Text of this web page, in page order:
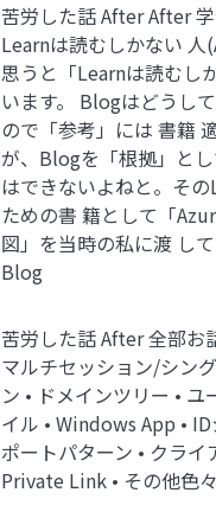
苦労した話 After After
Learnは読むしかない 人
思うと「Learnは読むし
います。 Blogはどうし
ので「参考」には 書籍
が、Blogを「根拠」とし
はできないよねと。そ
ための書 籍として「
図」を当時の私に渡 して
Blog
苦労した話 After 全部お
マルチセッション/シン
ン • ドメインツリー • ユ
イル • Windows App •
ポートパターン • クライ
Private Link • その他色々